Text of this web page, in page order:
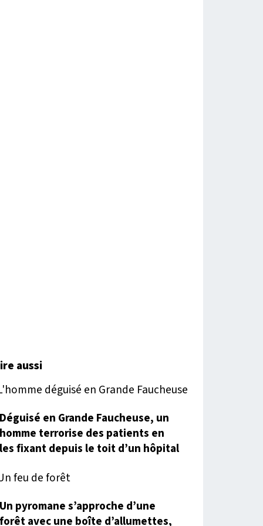
aussi
Déguisé en Grande Faucheuse, un
homme terrorise des patients en
les fixant depuis le toit d’un hôpital
Un pyromane s’approche d’une
forêt avec une boîte d’allumettes,